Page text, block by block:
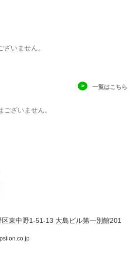
いません。
一覧はこちら
ざいません。
東中野1-51-13 大島ビル第一別館201